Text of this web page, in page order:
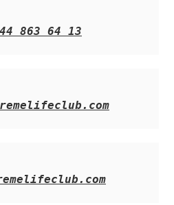
863 64 13